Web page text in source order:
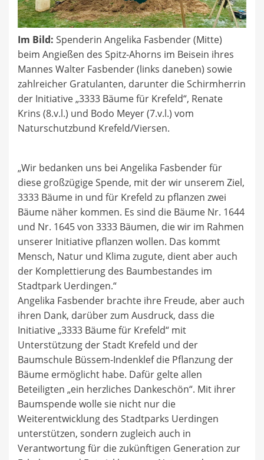
Im Bild: Spenderin Angelika Fasbender (Mitte)
beim Angießen des Spitz-Ahorns im Beisein ihres
Mannes Walter Fasbender (links daneben) sowie
zahlreicher Gratulanten, darunter die Schirmherrin
der Initiative „3333 Bäume für Krefeld“, Renate
Krins (8.v.l.) und Bodo Meyer (7.v.l.) vom
Naturschutzbund Krefeld/Viersen.
„Wir bedanken uns bei Angelika Fasbender für
diese großzügige Spende, mit der wir unserem Ziel,
3333 Bäume in und für Krefeld zu pflanzen zwei
Bäume näher kommen. Es sind die Bäume Nr. 1644
und Nr. 1645 von 3333 Bäumen, die wir im Rahmen
unserer Initiative pflanzen wollen. Das kommt
Mensch, Natur und Klima zugute, dient aber auch
der Komplettierung des Baumbestandes im
Stadtpark Uerdingen.“
Angelika Fasbender brachte ihre Freude, aber auch
ihren Dank, darüber zum Ausdruck, dass die
Initiative „3333 Bäume für Krefeld“ mit
Unterstützung der Stadt Krefeld und der
Baumschule Büssem-Indenklef die Pflanzung der
Bäume ermöglicht habe. Dafür gelte allen
Beteiligten „ein herzliches Dankeschön“. Mit ihrer
Baumspende wolle sie nicht nur die
Weiterentwicklung des Stadtparks Uerdingen
unterstützen, sondern zugleich auch in
Verantwortung für die zukünftigen Generation zur